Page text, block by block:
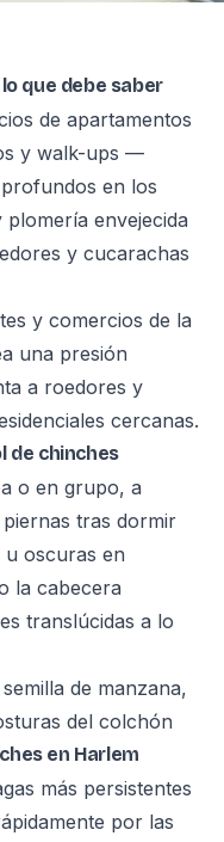
que debe saber
de apartamentos
y walk-ups —
en los
envejecida
y cucarachas
y comercios de la
una presión
a roedores y
cercanas.
de chinches
o en grupo, a
tras dormir
u oscuras en
la cabecera
translúcidas a lo
de manzana,
del colchón
en Harlem
más persistentes
por las